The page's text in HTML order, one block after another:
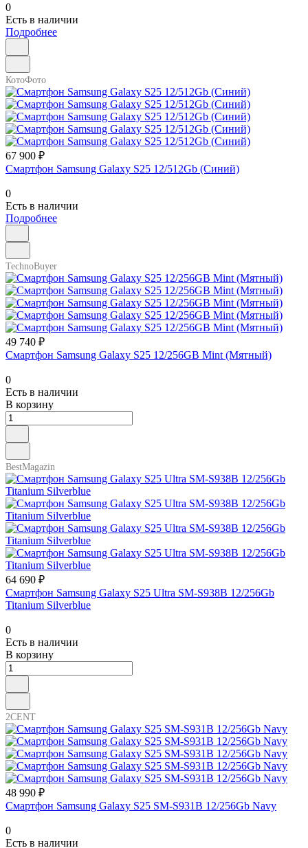
0
Есть в наличии
Подробнее
КотоФото
67 900 ₽
Смартфон Samsung Galaxy S25 12/512Gb (Синий)
0
Есть в наличии
Подробнее
TechnoBuyer
49 740 ₽
Смартфон Samsung Galaxy S25 12/256GB Mint (Мятный)
0
Есть в наличии
В корзину
BestMagazin
64 690 ₽
Смартфон Samsung Galaxy S25 Ultra SM-S938B 12/256Gb
Titanium Silverblue
0
Есть в наличии
В корзину
2CENT
48 990 ₽
Смартфон Samsung Galaxy S25 SM-S931B 12/256Gb Navy
0
Есть в наличии